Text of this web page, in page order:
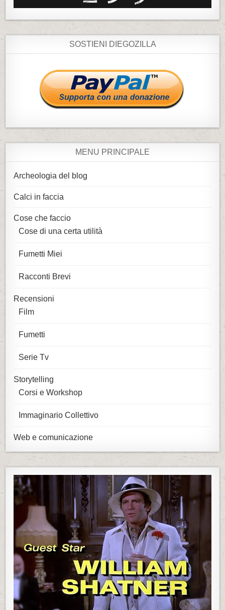
SOSTIENI DIEGOZILLA
MENU PRINCIPALE
Archeologia del blog
Calci in faccia
Cose che faccio
Cose di una certa utilità
Fumetti Miei
Racconti Brevi
Recensioni
Film
Fumetti
Serie Tv
Storytelling
Corsi e Workshop
Immaginario Collettivo
Web e comunicazione